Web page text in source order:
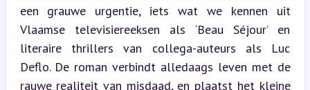
een grauwe urgentie, iets wat we kennen uit
Vlaamse televisiereeksen als ‘Beau Séjour’ en
literaire thrillers van collega-auteurs als Luc
Deflo. De roman verbindt alledaags leven met de
rauwe realiteit van misdaad, en plaatst het kleine